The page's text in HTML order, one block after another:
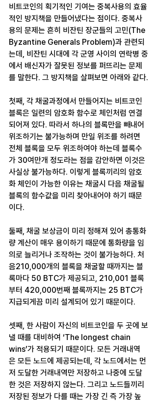
비트코인의 획기적인 기여는 중복사용의 효율
적인 방지책을 만들어냈다는 점이다. 중복사
용의 문제는 흔히 비잔틴 장군들의 고민(The
Byzantine Generals Problem)과 관련되
는데, 비잔틴 시대에 각 군영 사이의 연락병 중
에서 배신자가 잘못된 정보를 퍼뜨리는 문제
를 말한다. 그 방지책을 살펴보면 아래와 같다.
첫째, 각 채굴과정에서 만들어지는 비트코인
블록은 일련의 암호화 함수로 체인처럼 연결
되어져 있다. 따라서 하나의 블록만을 빼내어
위조하기는 불가능하며 만일 위조를 하려면
전체 블록을 모두 위조하여야 하는데 블록수
가 30여만개 정도라는 점을 감안하면 이것은
사실상 불가능하다. 이렇게 블록끼리의 암호
화 체인이 가능한 이유는 채굴시 다음 채굴될
블록의 함수값을 미리 찾아내어야 하기 때문
이다.
둘째, 채굴 보상금이 미리 정해져 있어 총통화
량 계산이 매우 용이하기 때문에 통화량을 임
의로 늘리거나 조작하는 것이 불가능하다. 처
음210,000개의 블록을 채굴할 때까지는 블
록마다 50 BTC가 제공되고, 210,001 블록
부터 420,000번째 블록까지는 25 BTC가
지급되게끔 미리 설계되어 있기 때문이다.
셋째, 한 사람이 자신의 비트코인을 두 곳에 보
낼 때를 대비하여 ‘The longest chain
wins’가 적용되기 때문이다. 모든 거래내역
은 모든 노드에 제공되는데, 각 노드에서는 먼
저 도달한 거래내역만 저장하고 나중에 도달
한 것은 저장하지 않는다. 그리고 노드들끼리
저장된 정보가 다를 때는 가장 긴 즉 가장 높